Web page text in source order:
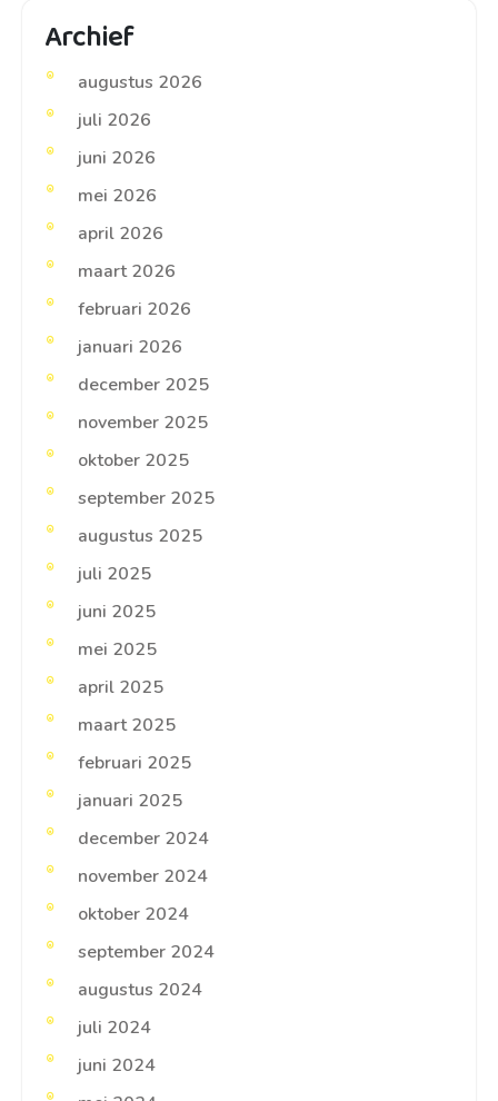
Archief
augustus 2026
juli 2026
juni 2026
mei 2026
april 2026
maart 2026
februari 2026
januari 2026
december 2025
november 2025
oktober 2025
september 2025
augustus 2025
juli 2025
juni 2025
mei 2025
april 2025
maart 2025
februari 2025
januari 2025
december 2024
november 2024
oktober 2024
september 2024
augustus 2024
juli 2024
juni 2024